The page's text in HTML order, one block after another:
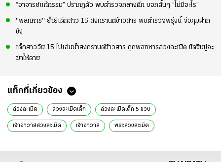
“อาจารย์แก้กรรม” ปรากฏตัว พบตำรวจกลางดึก บอกสั้นๆ “ไม่มีอะไร”
"พลทหาร" ย่ำยีเด็กสาว 15 สงกรานต์ข้าวสาร พบตำรวจพรุ่งนี้ จ่อคุมฝาก
ขัง
เด็กสาววัย 15 ไปเล่นน้ำสงกรานต์ข้าวสาร ถูกพลทหารล่วงละเมิด ขัดขืนขู่จะ
ฆ่าให้ตาย
แท็กที่เกี่ยวข้อง
ล่วงละเมิด ล่วงละเมิดเด็ก ล่วงละเมิดเด็ก 5 ขวบ
เจ้าอาวาสล่วงละเมิด เจ้าอาวาส พระล่วงละเมิด